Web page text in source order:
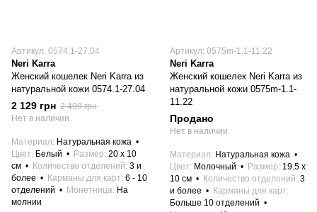
Артикул: 0574.1-27.04
Neri Karra
Женский кошелек Neri Karra из
натуральной кожи 0574.1-27.04
2 129 грн 2 499 грн
Нет в наличии
Материал
Натуральная кожа
Цвет
Белый Размер 20 x 10
см
Количество отделений 3 и
более
Карманы для карт 6 - 10
отделений
Монетница На
молнии
Артикул: 0575m-1.1-11.22
Neri Karra
Женский кошелек Neri Karra из
натуральной кожи 0575m-1.1-
11.22
Продано
Нет в наличии
Материал
Натуральная кожа
Цвет
Молочный Размер 19.5 x
10 см
Количество отделений 3
и более
Карманы для карт
Больше 10 отделений